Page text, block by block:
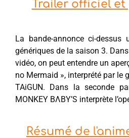
Trailer officiel
La bande-annonce ci-dessus
génériques de la saison 3.
vidéo, on peut entendre un
no Mermaid », interprété par le
TAiGUN. Dans la seconde
MONKEY BΛBY’S interprète
Résumé de